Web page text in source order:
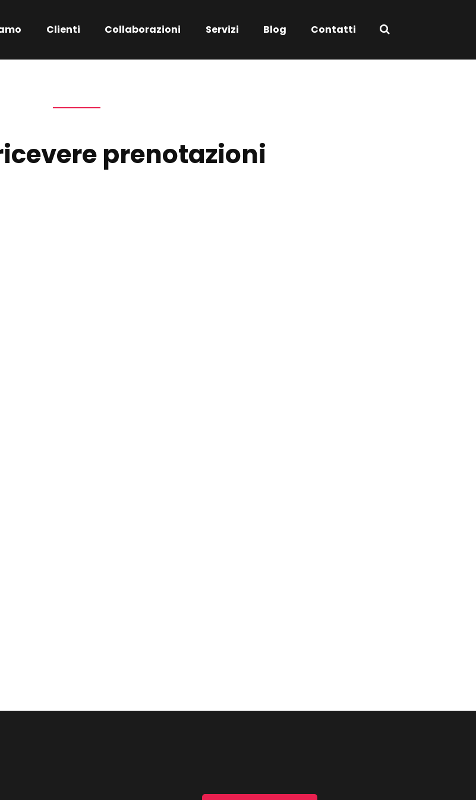
Clienti Collaborazioni Servizi Blog Contatti
prenotazioni